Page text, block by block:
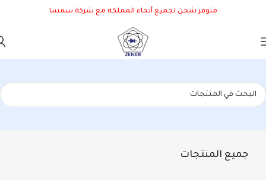
متوفر شحن لجميع أنحاء المملكة مع شركة سمسا
جميع المنتجات